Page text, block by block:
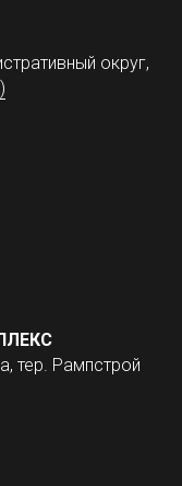
округ,
тер. Рампстрой